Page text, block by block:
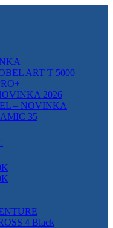
ART T 5000
2026
– NOVINKA
35
4 Black